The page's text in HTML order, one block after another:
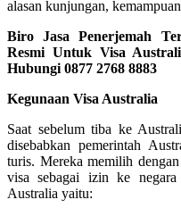
alasan kunjungan,
Biro Jasa Penerjemah
Resmi Untuk Visa
Hubungi 0877 2768 8883
Kegunaan Visa Australia
Saat sebelum tiba ke
disebabkan pemerintah
turis. Mereka memilih
visa sebagai izin ke
Australia yaitu: